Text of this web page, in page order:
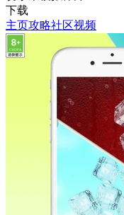
下载
主页攻略社区视频